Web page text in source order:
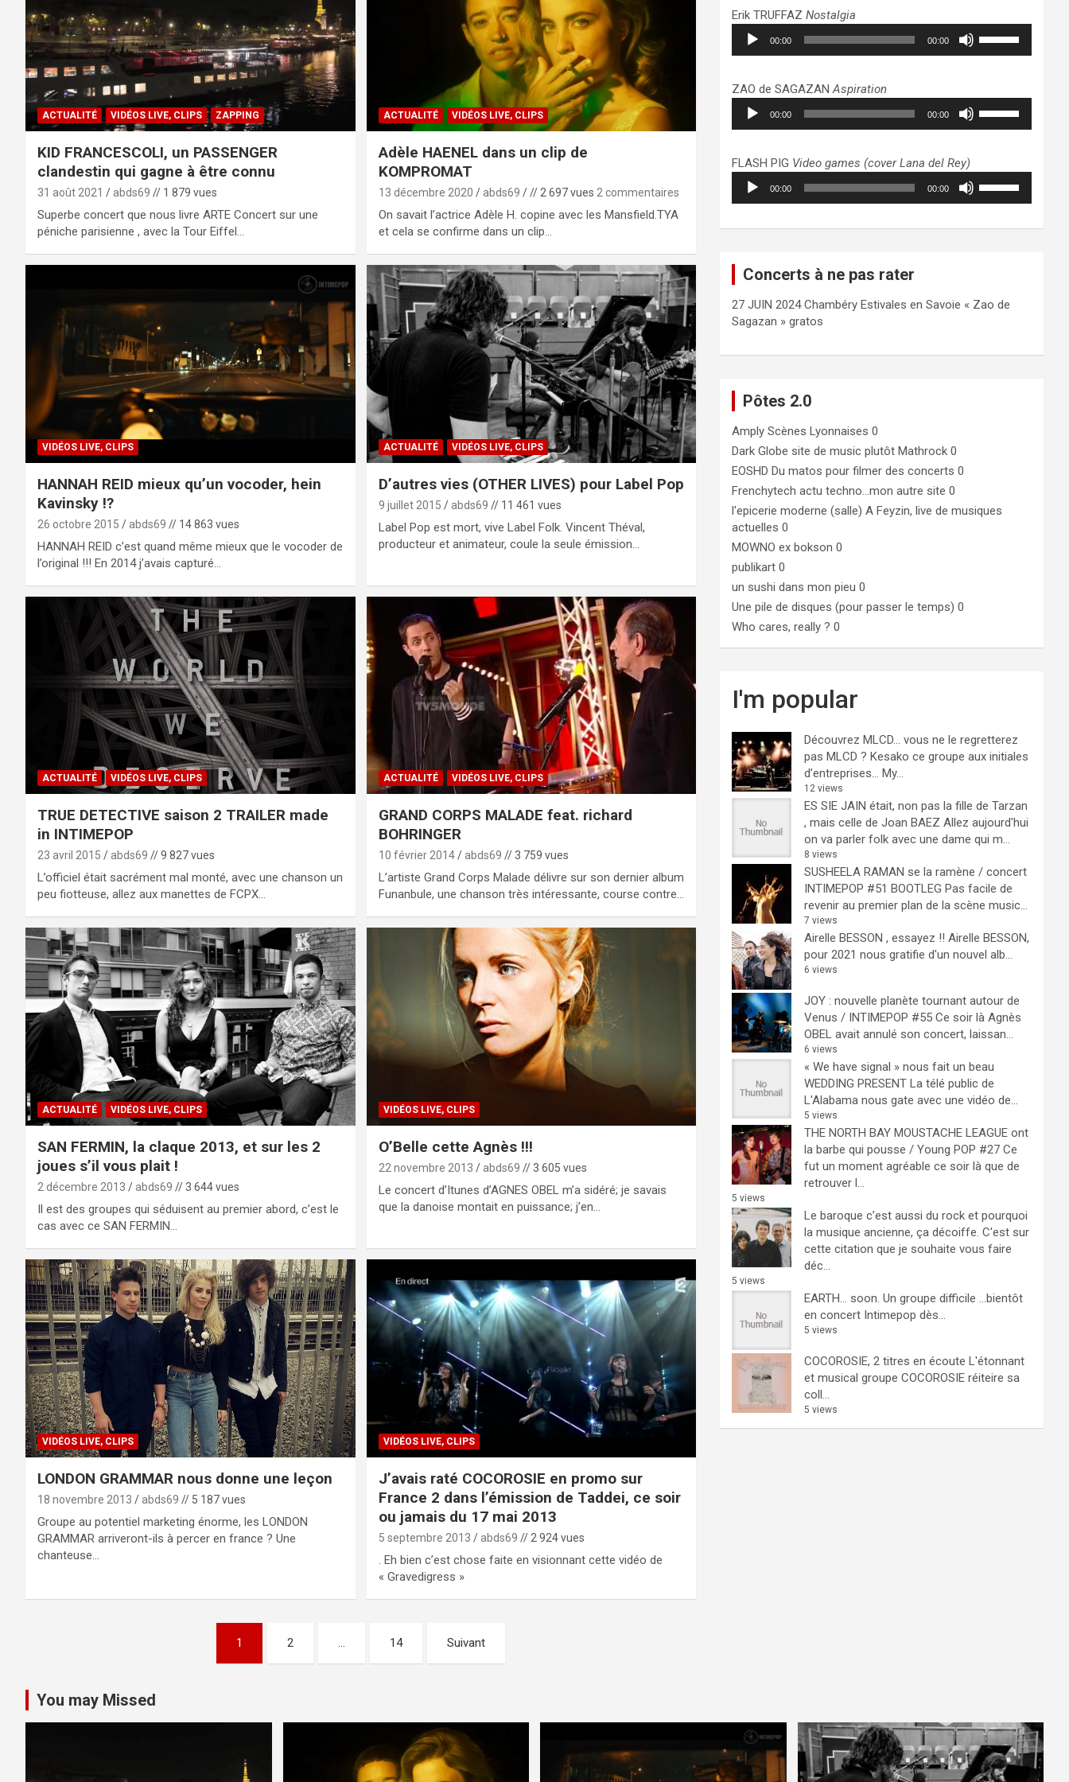
ACTUALITÉ VIDÉOS LIVE, CLIPS ZAPPING
KID FRANCESCOLI, un PASSENGER
clandestin qui gagne à être connu
31 août 2021 abds69 // 1 879 vues
Superbe concert que nous livre ARTE Concert sur une
péniche parisienne , avec la Tour Eiffel…
ACTUALITÉ VIDÉOS LIVE, CLIPS
Adèle HAENEL dans un clip de
KOMPROMAT
13 décembre 2020 abds69 // 2 697 vues 2 commentaires
On savait l’actrice Adèle H. copine avec les Mansfield.TYA
et cela se confirme dans un clip…
VIDÉOS LIVE, CLIPS
HANNAH REID mieux qu’un vocoder, hein
Kavinsky !?
26 octobre 2015 abds69 // 14 863 vues
HANNAH REID c’est quand même mieux que le vocoder de
l’original !!! En 2014 j’avais capturé…
ACTUALITÉ VIDÉOS LIVE, CLIPS
D’autres vies (OTHER LIVES) pour Label Pop
9 juillet 2015 abds69 // 11 461 vues
Label Pop est mort, vive Label Folk. Vincent Théval,
producteur et animateur, coule la seule émission…
ACTUALITÉ VIDÉOS LIVE, CLIPS
TRUE DETECTIVE saison 2 TRAILER made
in INTIMEPOP
23 avril 2015 abds69 // 9 827 vues
L’officiel était sacrément mal monté, avec une chanson un
peu fiotteuse, allez aux manettes de FCPX…
ACTUALITÉ VIDÉOS LIVE, CLIPS
GRAND CORPS MALADE feat. richard
BOHRINGER
10 février 2014 abds69 // 3 759 vues
L’artiste Grand Corps Malade délivre sur son dernier album
Funanbule, une chanson très intéressante, course contre…
ACTUALITÉ VIDÉOS LIVE, CLIPS
SAN FERMIN, la claque 2013, et sur les 2
joues s’il vous plait !
2 décembre 2013 abds69 // 3 644 vues
Il est des groupes qui séduisent au premier abord, c’est le
cas avec ce SAN FERMIN…
VIDÉOS LIVE, CLIPS
O’Belle cette Agnès !!!
22 novembre 2013 abds69 // 3 605 vues
Le concert d’Itunes d’AGNES OBEL m’a sidéré; je savais
que la danoise montait en puissance; j’en…
VIDÉOS LIVE, CLIPS
LONDON GRAMMAR nous donne une leçon
18 novembre 2013 abds69 // 5 187 vues
Groupe au potentiel marketing énorme, les LONDON
GRAMMAR arriveront-ils à percer en france ? Une
chanteuse…
VIDÉOS LIVE, CLIPS
J’avais raté COCOROSIE en promo sur
France 2 dans l’émission de Taddei, ce soir
ou jamais du 17 mai 2013
5 septembre 2013 abds69 // 2 924 vues
. Eh bien c’est chose faite en visionnant cette vidéo de
« Gravedigress »
publications
1 2 … 14 Suivant
pour
augmenter
ou
volume.
Erik TRUFFAZNostalgia
Lecteur
audio
00:00 00:00
pour
augmenter
ou
volume.
ZAO de SAGAZANAspiration
Lecteur
audio
00:00 00:00
pour
augmenter
ou
FLASH PIG Video games (cover Lana del Rey)
Lecteur
audio
00:00 00:00
haut/bas
le
Concerts à ne pas rater
27 JUIN 2024 Chambéry Estivales en Savoie « Zao de
Sagazan » gratos
Pôtes 2.0
Amply Scènes Lyonnaises 0
Dark Globe site de music plutôt Mathrock 0
EOSHD Du matos pour filmer des concerts 0
Frenchytech actu techno…mon autre site 0
l'epicerie moderne (salle) A Feyzin, live de musiques
actuelles 0
MOWNO ex bokson 0
publikart 0
un sushi dans mon pieu 0
Une pile de disques (pour passer le temps) 0
Who cares, really ? 0
I'm popular
Découvrez MLCD… vous ne le regretterez
pas MLCD ? Kesako ce groupe aux initiales
d’entreprises… My...
12 views
ES SIE JAIN était, non pas la fille de Tarzan
, mais celle de Joan BAEZ Allez aujourd'hui
on va parler folk avec une dame qui m...
8 views
SUSHEELA RAMAN se la ramène / concert
INTIMEPOP #51 BOOTLEG Pas facile de
revenir au premier plan de la scène music...
7 views
Airelle BESSON , essayez !! Airelle BESSON,
pour 2021 nous gratifie d'un nouvel alb...
6 views
JOY : nouvelle planète tournant autour de
Venus / INTIMEPOP #55 Ce soir là Agnès
OBEL avait annulé son concert, laissan...
6 views
« We have signal » nous fait un beau
WEDDING PRESENT La télé public de
L'Alabama nous gate avec une vidéo de...
5 views
THE NORTH BAY MOUSTACHE LEAGUE ont
la barbe qui pousse / Young POP #27 Ce
fut un moment agréable ce soir là que de
retrouver l...
5 views
Le baroque c’est aussi du rock et pourquoi
la musique ancienne, ça décoiffe. C'est sur
cette citation que je souhaite vous faire
déc...
5 views
EARTH… soon. Un groupe difficile ...bientôt
en concert Intimepop dès...
5 views
COCOROSIE, 2 titres en écoute L'étonnant
et musical groupe COCOROSIE réiteire sa
coll...
5 views
You may Missed